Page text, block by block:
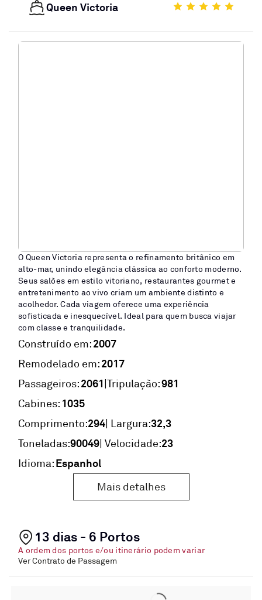
Queen Victoria
O Queen Victoria representa o refinamento britânico em
alto-mar, unindo elegância clássica ao conforto moderno.
Seus salões em estilo vitoriano, restaurantes gourmet e
entretenimento ao vivo criam um ambiente distinto e
acolhedor. Cada viagem oferece uma experiência
sofisticada e inesquecível. Ideal para quem busca viajar
com classe e tranquilidade.
Construído em:2007
Remodelado em:2017
Passageiros:2061|Tripulação:981
Cabines: 1035
Comprimento:294| Largura:32,3
Toneladas:90049| Velocidade:23
Idioma:Espanhol
Mais detalhes
13 dias - 6 Portos
A ordem dos portos e/ou itinerário podem variar
Ver Contrato de Passagem